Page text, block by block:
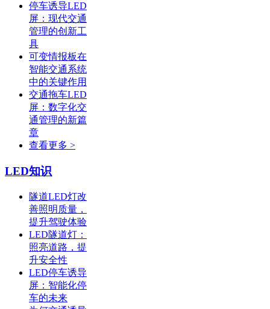
停车诱导LED
屏：现代交通
管理的创新工
具
可变情报板在
智能交通系统
中的关键作用
交通拖车LED
屏：数字化交
通管理的新篇
章
查看更多 >
LED知识
隧道LED灯改
善照明质量，
提升驾驶体验
LED隧道灯：
照亮道路，提
升安全性
LED停车诱导
屏：智能化停
车的未来